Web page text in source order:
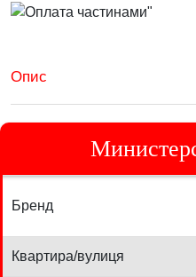
Опис
Бренд
Квартира/вулиця